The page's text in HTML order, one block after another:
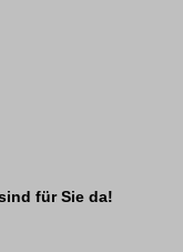
für Sie da!